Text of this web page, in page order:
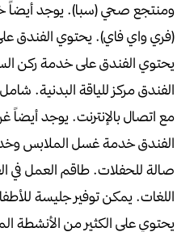
ومنتجع صحي (سبا). يوجد أيضاً
(فري واي فاي). يحتوي الفندق
يحتوي الفندق على خدمة ركن
الفندق مركز للياقة البدنية. شامل
مع اتصال بالإنترنت. يوجد أيضاً
الفندق خدمة غسل الملابس
صالة للحفلات. طاقم العمل في
اللغات. يمكن توفير جليسة
يحتوي على الكثير من الأنشطة